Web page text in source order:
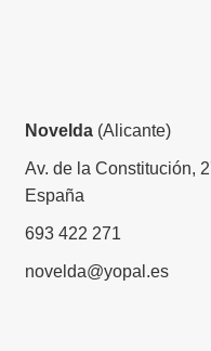
Novelda(Alicante)
Av. de la Constitución,
España
693 422 271
novelda@yopal.es